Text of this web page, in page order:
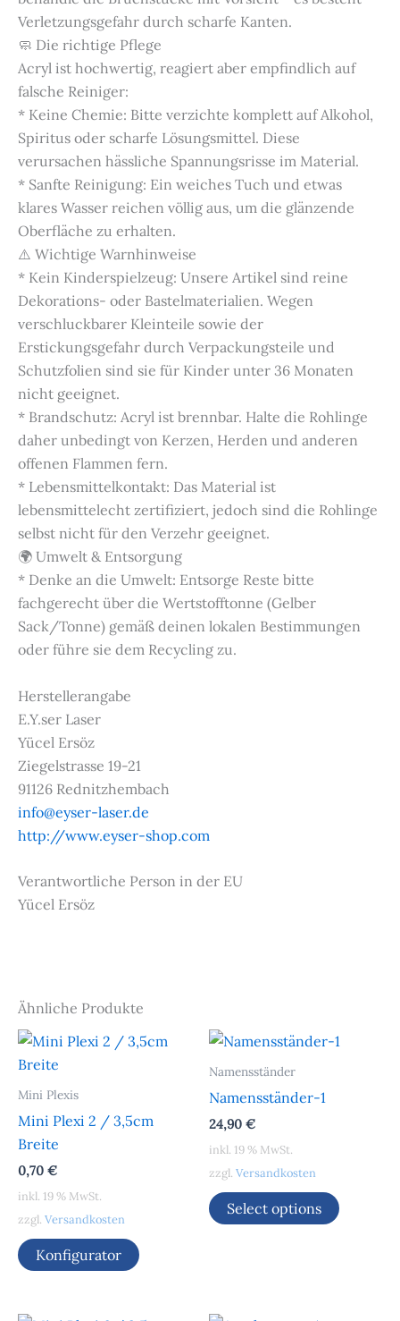
Verletzungsgefahr durch scharfe Kanten.
🧼 Die richtige Pflege
Acryl ist hochwertig, reagiert aber empfindlich auf
falsche Reiniger:
* Keine Chemie: Bitte verzichte komplett auf Alkohol,
Spiritus oder scharfe Lösungsmittel. Diese
verursachen hässliche Spannungsrisse im Material.
* Sanfte Reinigung: Ein weiches Tuch und etwas
klares Wasser reichen völlig aus, um die glänzende
Oberfläche zu erhalten.
⚠️ Wichtige Warnhinweise
* Kein Kinderspielzeug: Unsere Artikel sind reine
Dekorations- oder Bastelmaterialien. Wegen
verschluckbarer Kleinteile sowie der
Erstickungsgefahr durch Verpackungsteile und
Schutzfolien sind sie für Kinder unter 36 Monaten
nicht geeignet.
* Brandschutz: Acryl ist brennbar. Halte die Rohlinge
daher unbedingt von Kerzen, Herden und anderen
offenen Flammen fern.
* Lebensmittelkontakt: Das Material ist
lebensmittelecht zertifiziert, jedoch sind die Rohlinge
selbst nicht für den Verzehr geeignet.
🌍 Umwelt & Entsorgung
* Denke an die Umwelt: Entsorge Reste bitte
fachgerecht über die Wertstofftonne (Gelber
Sack/Tonne) gemäß deinen lokalen Bestimmungen
oder führe sie dem Recycling zu.
Herstellerangabe
E.Y.ser Laser
Yücel Ersöz
Ziegelstrasse 19-21
91126 Rednitzhembach
info@eyser-laser.de
http://www.eyser-shop.com
Verantwortliche Person in der EU
Yücel Ersöz
Ähnliche Produkte
Mini Plexis
Mini Plexi 2 / 3,5cm
Breite
0,70 €
inkl. 19 % MwSt.
zzgl. Versandkosten
Konfigurator
Namensständer
Namensständer-1
24,90 €
inkl. 19 % MwSt.
zzgl. Versandkosten
Select options